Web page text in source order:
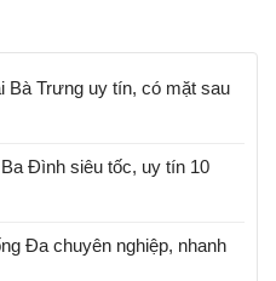
Bà Trưng uy tín, có mặt sau
Đình siêu tốc, uy tín 10
Đa chuyên nghiệp, nhanh